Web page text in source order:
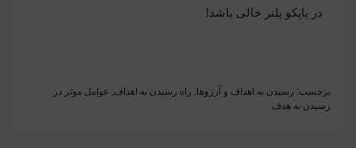
در پاپکو پلنر خالی باشد!
برچسب: رسیدن به اهداف و آرزوها, راه رسیدن به اهداف, عوامل موثر در
رسیدن به هدف